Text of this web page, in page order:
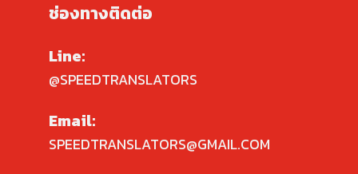
ช่องทางติดต่อ
Line:
@SPEEDTRANSLATORS
Email:
SPEEDTRANSLATORS@GMAIL.COM